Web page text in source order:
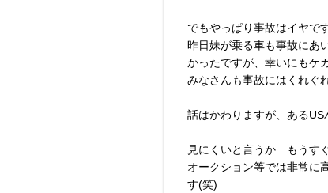
でもやっぱり事故はイヤで
昨日妹が乗る車も事故にあ
かったですが、幸いにもケ
みなさんも事故にはくれぐ
話はかわりますが、ある
見にくいと言うか…もうす
オークション等では非常に
す(笑)